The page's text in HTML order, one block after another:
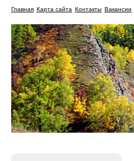
Главная Карта сайта Контакты Вакансии